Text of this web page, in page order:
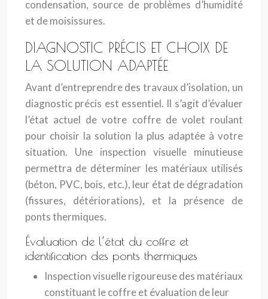
condensation, source de problèmes d’humidité
et de moisissures.
DIAGNOSTIC PRÉCIS ET CHOIX DE
LA SOLUTION ADAPTÉE
Avant d’entreprendre des travaux d’isolation, un
diagnostic précis est essentiel. Il s’agit d’évaluer
l’état actuel de votre coffre de volet roulant
pour choisir la solution la plus adaptée à votre
situation. Une inspection visuelle minutieuse
permettra de déterminer les matériaux utilisés
(béton, PVC, bois, etc.), leur état de dégradation
(fissures, détériorations), et la présence de
ponts thermiques.
Évaluation de l’état du coffre et
identification des ponts thermiques
Inspection visuelle rigoureuse des matériaux
constituant le coffre et évaluation de leur